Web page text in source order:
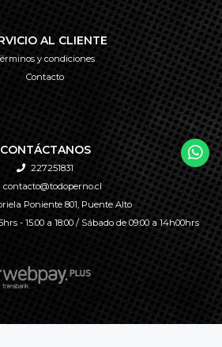
AL CLIENTE
y condiciones
Contacto
CONTÁCTANOS
227251831
contacto@todoperno.cl
Poniente 801, Puente Alto
- 15:00 a 18:00 / Sábado de 09:00 a 14h00hrs